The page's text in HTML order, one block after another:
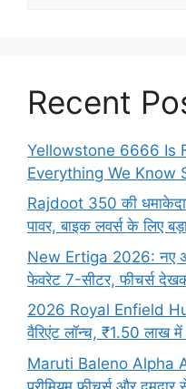
Recent
Yellowstone 6666 Is
Everything We Know
Rajdoot 350 की
पावर, बाइक लवर्स के लिए
New Ertiga 2026: नए
फेवरेट 7-सीटर, फीचर्स
2026 Royal Enfield
वैरिएंट लॉन्च, ₹1.50 लाख में
Maruti Baleno Alpha